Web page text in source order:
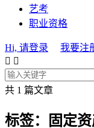
艺考
职业资格
Hi, 请登录 我要注
 
共 1 篇文章
标签：固定